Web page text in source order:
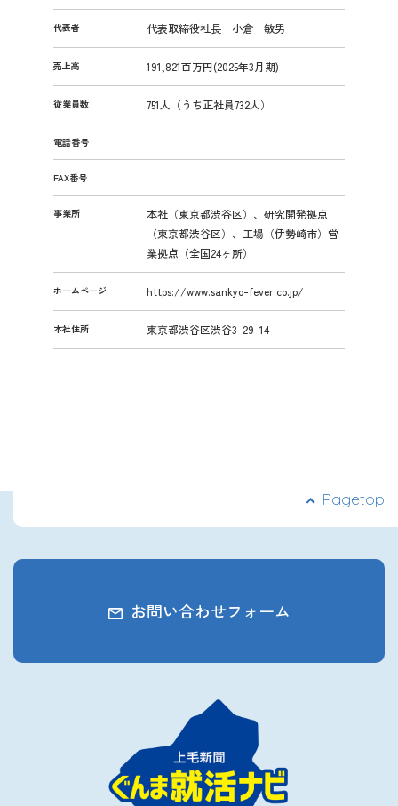
代表者 代表取締役社長 小倉 敏男
売上高 191,821百万円(2025年3月期)
従業員数 751人（うち正社員732人）
電話番号
FAX番号
事業所
本社（東京都渋谷区）、研究開発拠点
（東京都渋谷区）、工場（伊勢崎市）営
業拠点（全国24ヶ所）
ホームページ https://www.sankyo-fever.co.jp/
本社住所 東京都渋谷区渋谷3-29-14
お問い合わせフォーム
Pagetop